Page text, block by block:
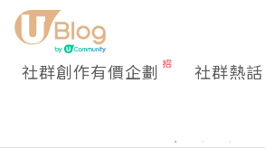
社群創作有價企劃 社群熱話